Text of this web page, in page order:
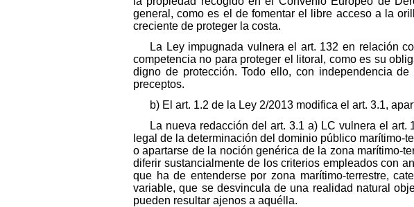
general, como es el de fomentar el libre acceso a la
creciente de proteger la costa.
La Ley impugnada vulnera el art. 132 en relación
competencia no para proteger el litoral, como es su
digno de protección. Todo ello, con independencia
preceptos.
b) El art. 1.2 de la Ley 2/2013 modifica el art. 3.1,
La nueva redacción del art. 3.1 a) LC vulnera el
legal de la determinación del dominio público marítimo-
o apartarse de la noción genérica de la zona marítimo-
diferir sustancialmente de los criterios empleados con
que ha de entenderse por zona marítimo-terrestre,
variable, que se desvincula de una realidad natural
pueden resultar ajenos a aquélla.